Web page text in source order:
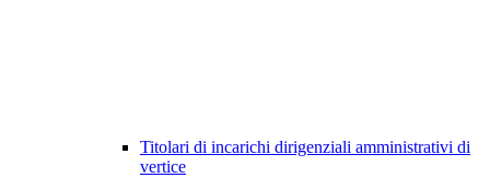
Titolari di incarichi dirigenziali amministrativi di
vertice